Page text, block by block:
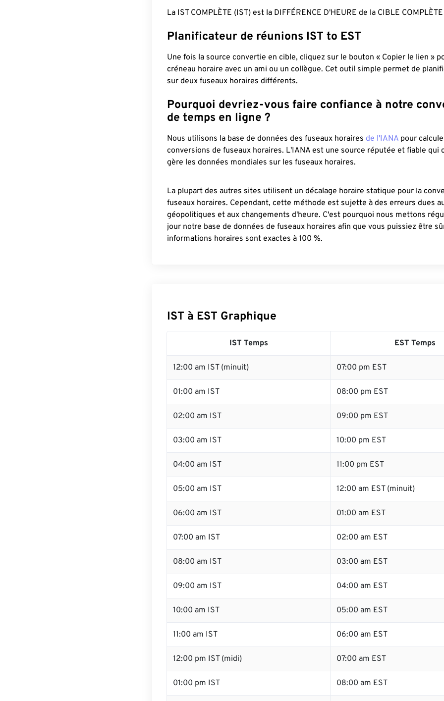
La IST COMPLÈTE (IST) est la DIFFÉRENCE D'HEURE de la CIBLE
Planificateur de réunions IST to EST
Une fois la source convertie en cible, cliquez sur le bouton « Copier le lien »
créneau horaire avec un ami ou un collègue. Cet outil simple permet de
sur deux fuseaux horaires différents.
Pourquoi devriez-vous faire confiance à notre
de temps en ligne ?
Nous utilisons la base de données des fuseaux horaires de l'IANA pour
conversions de fuseaux horaires. L'IANA est une source réputée et fiable qui
gère les données mondiales sur les fuseaux horaires.
La plupart des autres sites utilisent un décalage horaire statique pour la
fuseaux horaires. Cependant, cette méthode est sujette à des erreurs dues
géopolitiques et aux changements d'heure. C'est pourquoi nous mettons
jour notre base de données de fuseaux horaires afin que vous puissiez être
informations horaires sont exactes à 100 %.
IST à EST Graphique
IST Temps EST Temps
12:00 am IST (minuit) 07:00 pm EST
01:00 am IST 08:00 pm EST
02:00 am IST 09:00 pm EST
03:00 am IST 10:00 pm EST
04:00 am IST 11:00 pm EST
05:00 am IST 12:00 am EST (minuit)
06:00 am IST 01:00 am EST
07:00 am IST 02:00 am EST
08:00 am IST 03:00 am EST
09:00 am IST 04:00 am EST
10:00 am IST 05:00 am EST
11:00 am IST 06:00 am EST
12:00 pm IST (midi) 07:00 am EST
01:00 pm IST 08:00 am EST